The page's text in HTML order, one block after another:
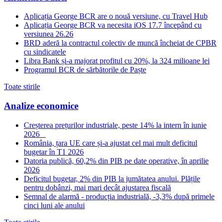
Aplicația George BCR are o nouă versiune, cu Travel Hub
Aplicația George BCR va necesita iOS 17.7 începând cu
versiunea 26.26
BRD aderă la contractul colectiv de muncă încheiat de CPBR
cu sindicatele
Libra Bank și-a majorat profitul cu 20%, la 324 milioane lei
Programul BCR de sărbătorile de Paște
Toate stirile
Analize economice
Creșterea prețurilor industriale, peste 14% la intern în iunie
2026
România, țara UE care și-a ajustat cel mai mult deficitul
bugetar în T1 2026
Datoria publică, 60,2% din PIB pe date operative, în aprilie
2026
Deficitul bugetar, 2% din PIB la jumătatea anului. Plățile
pentru dobânzi, mai mari decât ajustarea fiscală
Semnal de alarmă - producția industrială, -3,3% după primele
cinci luni ale anului